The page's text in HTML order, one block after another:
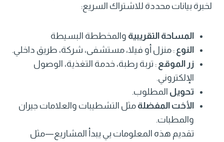
لخبرة بيانات محددة للاشتراك السريع:
المساحة التقريبية والمخططة البسيطة
النوع : منزل أو فيلا، مستشفى، شركة، طريق داخلي.
زر الموقع : تربة رطبة، خدمة التغذية، الوصول
الإلكتروني.
تحويل المطلوب.
الأخت المفضلة مثل التشطيبات والعلامات جيران
والمطبات.
تقديم هذه المعلومات يي يبدأ المشاريع—مثل